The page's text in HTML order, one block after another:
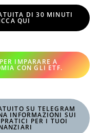
DI 30 MINUTI
QUI
IMPARARE A
CON GLI ETF.
SU TELEGRAM
INFORMAZIONI SUI
PER I TUOI